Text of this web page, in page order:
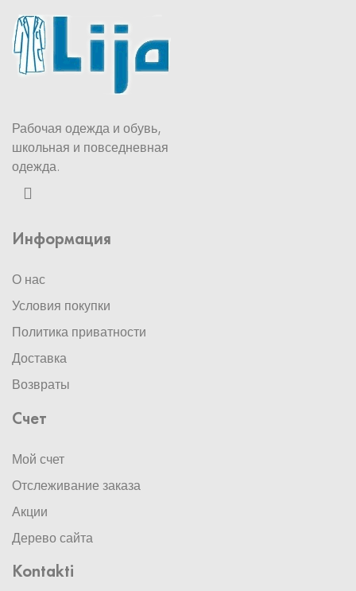
Рабочая одежда и обувь,
школьная и повседневная
одежда.
Информация
О нас
Условия покупки
Политика приватности
Доставка
Возвраты
Счет
Мой счет
Отслеживание заказа
Акции
Дерево сайта
Kontakti